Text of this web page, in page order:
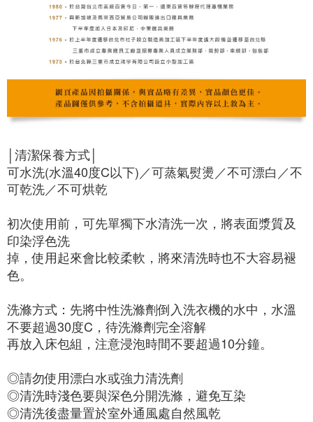
│清潔保養方式│
可水洗(水溫40度C以下)／可蒸氣熨燙／不可漂白／不
可乾洗／不可烘乾
初次使用前，可先單獨下水清洗一次，將表面漿質及
印染浮色洗
掉，使用起來會比較柔軟，將來清洗時也不大容易褪
色。
洗滌方式：先將中性洗滌劑倒入洗衣機的水中，水溫
不要超過30度C，待洗滌劑完全溶解
再放入床包組，注意浸泡時間不要超過10分鐘。
◎請勿使用漂白水或強力清洗劑
◎清洗時淺色要與深色分開洗滌，避免互染
◎清洗後盡量置於室外通風處自然風乾